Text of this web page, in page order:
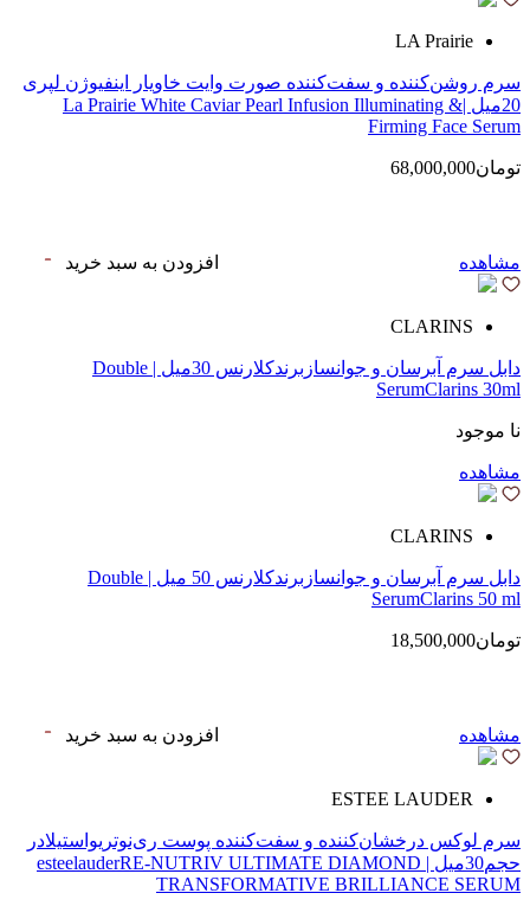
LA Prairie
سرم روشن‌کننده و سفت‌کننده صورت وایت خاویار اینفیوژن لپری
20میل |La Prairie White Caviar Pearl Infusion Illuminating &
Firming Face Serum
تومان68,000,000
مشاهده افزودن به سبد خرید
CLARINS
دابل سرم آبرسان و جوانسازبرندکلارنس 30میل | Double
SerumClarins 30ml
نا موجود
مشاهده
CLARINS
دابل سرم آبرسان و جوانسازبرندکلارنس 50 میل | Double
SerumClarins 50 ml
تومان18,500,000
مشاهده افزودن به سبد خرید
ESTEE LAUDER
سرم لوکس درخشان‌کننده و سفت‌کننده پوست ری‌نوتریواستیلادر
حجم30میل | esteelauderRE-NUTRIV ULTIMATE DIAMOND
TRANSFORMATIVE BRILLIANCE SERUM